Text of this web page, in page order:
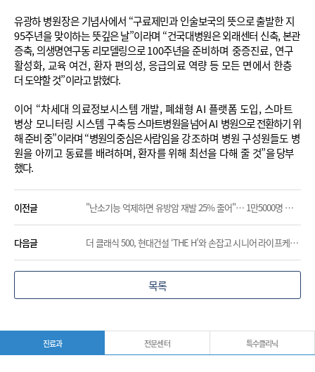
유광하 병원장은 기념사에서 “구료제민과 인술보국의 뜻으로 출발한 지
95주년을 맞이하는 뜻깊은 날”이라며 “건국대병원은 외래센터 신축,본관
증축,의생명연구동 리모델링으로100주년을준비하며 중증진료, 연구
활성화, 교육 여건, 환자 편의성, 응급의료 역량 등 모든 면에서 한층
더 도약할 것”이라고 밝혔다.
이어 “차세대 의료정보시스템 개발,폐쇄형AI 플랫폼 도입, 스마트
병상 모니터링 시스템 구축 등 스마트병원을 넘어AI 병원으로 전환하기 위
해 준비 중”이라며“병원의 중심은 사람임을 강조하며 병원 구성원들도 병
원을 아끼고 동료를 배려하며,환자를 위해 최선을 다해 줄 것”을 당부
했다.
이전글 "난소기능 억제하면 유방암 재발 25% 줄어"… 1만5000명 분석으로 입증
다음글 더 클래식 500, 현대건설 ‘THE H’와 손잡고 시니어 라이프케어 시장 본격 진출
목록
진료과 전문센터 특수클리닉